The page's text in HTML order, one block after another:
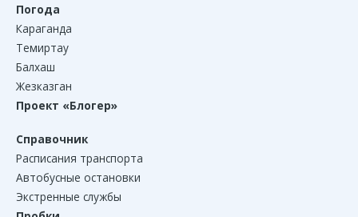
Погода
Караганда
Темиртау
Балхаш
Жезказган
Проект «Блогер»
Справочник
Расписания транспорта
Автобусные остановки
Экстренные службы